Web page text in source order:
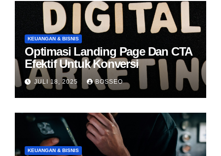
KEUANGAN & BISNIS
Optimasi Landing Page Dan CTA
Efektif Untuk Konversi
JULI 18, 2025 BOSSEO
KEUANGAN & BISNIS